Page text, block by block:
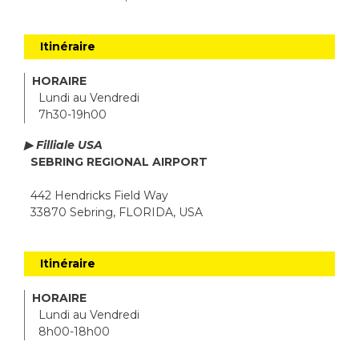
Itinéraire
HORAIRE
Lundi au Vendredi
7h30-19h00
▶ Filliale USA
SEBRING REGIONAL AIRPORT
442 Hendricks Field Way
33870 Sebring, FLORIDA, USA
Itinéraire
HORAIRE
Lundi au Vendredi
8h00-18h00